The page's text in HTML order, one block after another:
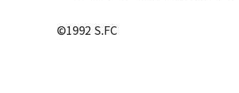
©1992 S.FC